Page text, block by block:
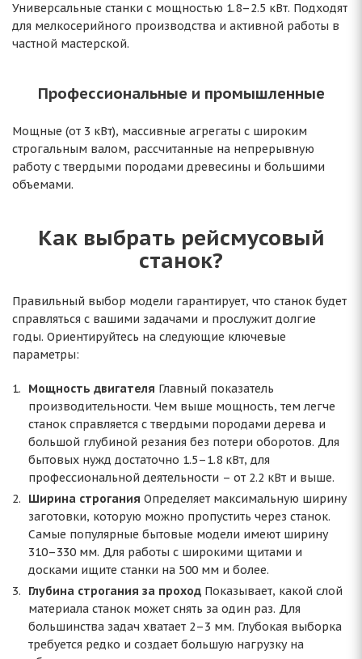
Универсальные станки с мощностью 1.8–2.5 кВт. Подходят
для мелкосерийного производства и активной работы в
частной мастерской.
Профессиональные и промышленные
Мощные (от 3 кВт), массивные агрегаты с широким
строгальным валом, рассчитанные на непрерывную
работу с твердыми породами древесины и большими
объемами.
Как выбрать рейсмусовый
станок?
Правильный выбор модели гарантирует, что станок будет
справляться с вашими задачами и прослужит долгие
годы. Ориентируйтесь на следующие ключевые
параметры:
Мощность двигателя Главный показатель
производительности. Чем выше мощность, тем легче
станок справляется с твердыми породами дерева и
большой глубиной резания без потери оборотов. Для
бытовых нужд достаточно 1.5–1.8 кВт, для
профессиональной деятельности – от 2.2 кВт и выше.
Ширина строгания Определяет максимальную ширину
заготовки, которую можно пропустить через станок.
Самые популярные бытовые модели имеют ширину
310–330 мм. Для работы с широкими щитами и
досками ищите станки на 500 мм и более.
Глубина строгания за проход Показывает, какой слой
материала станок может снять за один раз. Для
большинства задач хватает 2–3 мм. Глубокая выборка
требуется редко и создает большую нагрузку на